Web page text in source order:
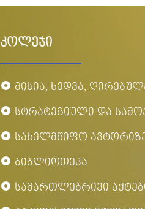
კოლეჯი
მისია, ხედვა,
სტრატეგიული და
სახელმწიფო
ბიბლიოთეკა
სამართლებრივი